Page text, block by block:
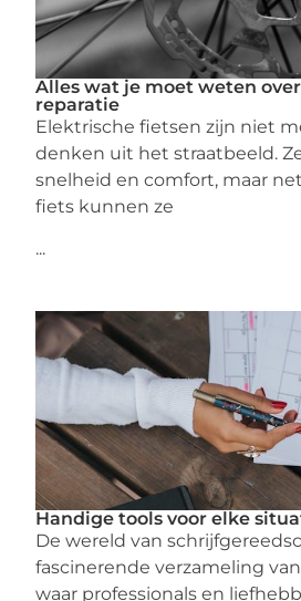
Alles wat je moet weten
reparatie
Elektrische fietsen zijn niet
denken uit het straatbeeld.
snelheid en comfort, maar
fiets kunnen ze
...
Handige tools voor elke
De wereld van
fascinerende verzameling
waar professionals en